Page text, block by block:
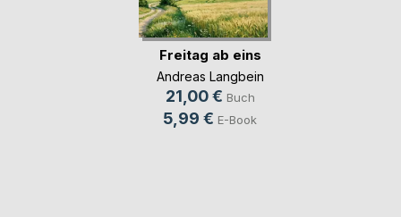
Freitag ab eins
Andreas Langbein
21,00 € Buch
5,99 € E-Book